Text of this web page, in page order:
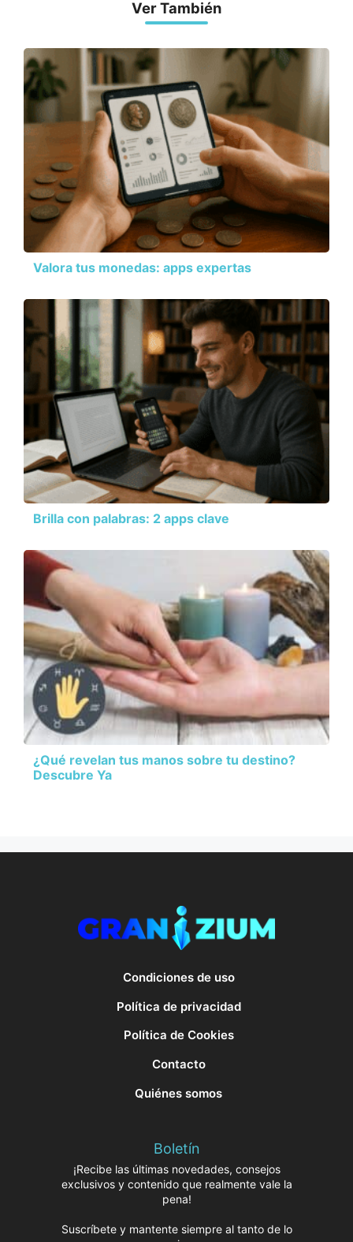
Ver También
Valora tus monedas: apps expertas
Brilla con palabras: 2 apps clave
¿Qué revelan tus manos sobre tu destino?
Descubre Ya
Condiciones de uso
Política de privacidad
Política de Cookies
Contacto
Quiénes somos
Boletín
¡Recibe las últimas novedades, consejos
exclusivos y contenido que realmente vale la
pena!
Suscríbete y mantente siempre al tanto de lo